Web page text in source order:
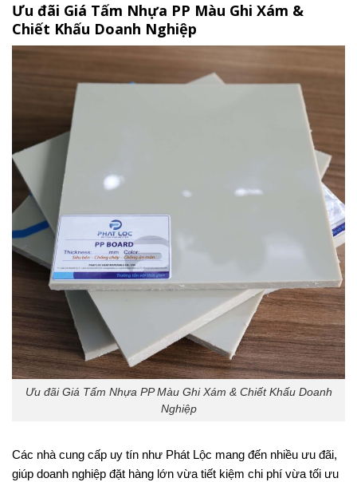
Ưu đãi Giá Tấm Nhựa PP Màu Ghi Xám &
Chiết Khấu Doanh Nghiệp
Ưu đãi Giá Tấm Nhựa PP Màu Ghi Xám & Chiết Khấu Doanh
Nghiệp
Các nhà cung cấp uy tín như Phát Lộc mang đến nhiều ưu đãi,
giúp doanh nghiệp đặt hàng lớn vừa tiết kiệm chi phí vừa tối ưu